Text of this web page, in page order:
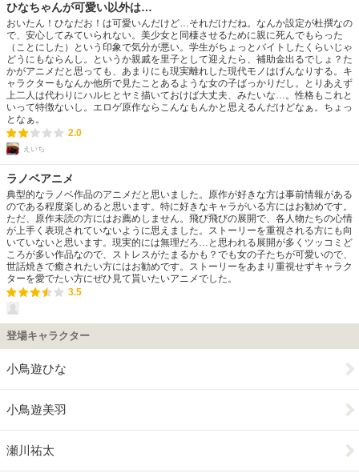
ひなちゃんが可愛い以外は…
おいたん！ひなだお！は可愛いんだけど…それだけだね。なんか設定が杜撰なの
で、安心してみていられない。美少女と同棲させるために親に死んでもらった
（ことにした）という印象で気分が悪い。学生がちょっとバイトしたくらいじゃ
どうにもならんし。というか親戚を里子として迎えたら、補助金出るでしょ？た
かがアニメだと思っても、あまりにも現実離れした現代モノはげんなりする。キ
ャラクターもなんか他所で見たことあるような女の子ばっかりだし。とりあえず
上二人は代わりにハルヒとヤミ描いておけば大丈夫、みたいな…。性格もこれと
いって特徴ないし。エロゲ原作ならこんなもんかと思えるんだけどなぁ。ちょっ
となぁ。
2.0
えいち
ラノベアニメ
典型的なラノベ作品のアニメだと思いました。原作が好きな方は事前情報がある
のである程度楽しめると思います。特に好きなキャラがいる方にはお勧めです。
ただ、原作未読の方にはお薦めしません。飛び飛びの展開で、各人物たちの心情
が上手く表現されていないように思えました。ストーリーを重視される方にも向
いていないと思います。現実的には無理だろ…と思われる展開が多くツッコミど
ころが多い作品なので、ストレスがたまるかも？でも女の子たちが可愛いので、
世話焼きで癒されたい方にはお勧めです。ストーリーをあまり重視せずキャラク
ターを愛でたい方にぜひ見て貰いたいアニメでした。
3.5
登場キャラクター
小鳥遊ひな
小鳥遊美羽
瀬川祐太